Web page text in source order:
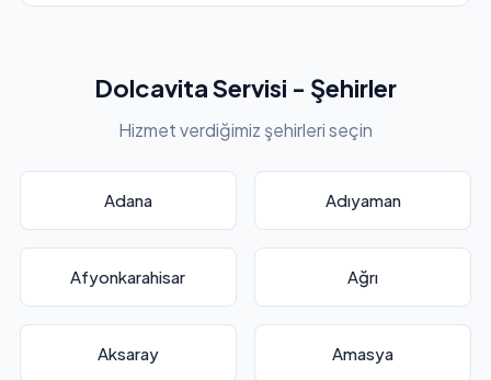
Dolcavita Servisi - Şehirler
Hizmet verdiğimiz şehirleri seçin
Adana Adıyaman
Afyonkarahisar Ağrı
Aksaray Amasya